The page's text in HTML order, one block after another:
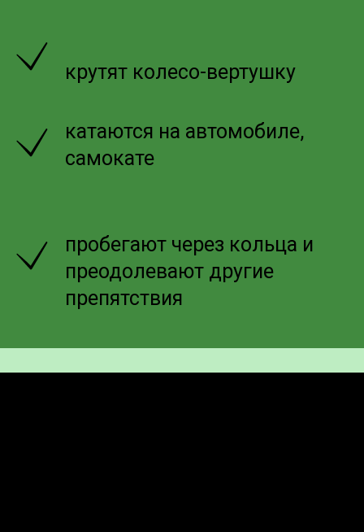
крутят колесо-вертушку
катаются на автомобиле,
самокате
пробегают через кольца и
преодолевают другие
препятствия